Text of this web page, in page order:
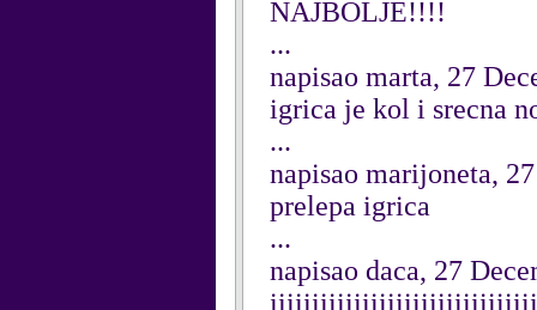
NAJBOLJE!!!!
...
napisao marta, 27
igrica je kol i srecna
...
napisao marijoneta,
prelepa igrica
...
napisao daca, 27